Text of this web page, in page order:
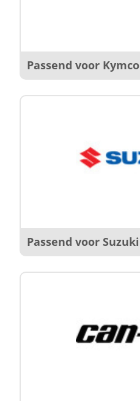
Passend voor Kymco
Passend voor Suzuki